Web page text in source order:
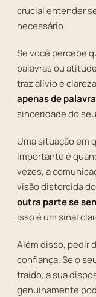
crucial entender
necessário.
Se você percebe
palavras ou
traz alívio e
apenas de
sinceridade do
Uma situação em
importante é
vezes, a
visão distorcida
outra parte se
isso é um sinal
Além disso, pedir
confiança. Se o
traído, a sua
genuinamente